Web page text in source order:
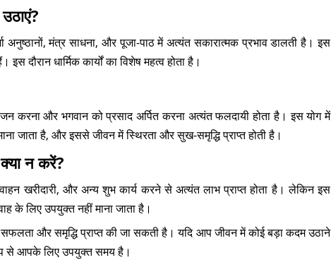
अनुष्ठानों, मंत्र साधना, और पूजा-पाठ में अत्यंत सकारात्मक प्रभाव डालती है। इस
दौरान धार्मिक कार्यों का विशेष महत्व होता है।
करना और भगवान को प्रसाद अर्पित करना अत्यंत फलदायी होता है। इस योग में
जाता है, और इससे जीवन में स्थिरता और सुख-समृद्धि प्राप्त होती है।
न करें?
खरीदारी, और अन्य शुभ कार्य करने से अत्यंत लाभ प्राप्त होता है। लेकिन इस
के लिए उपयुक्त नहीं माना जाता है।
और समृद्धि प्राप्त की जा सकती है। यदि आप जीवन में कोई बड़ा कदम उठाने
से आपके लिए उपयुक्त समय है।